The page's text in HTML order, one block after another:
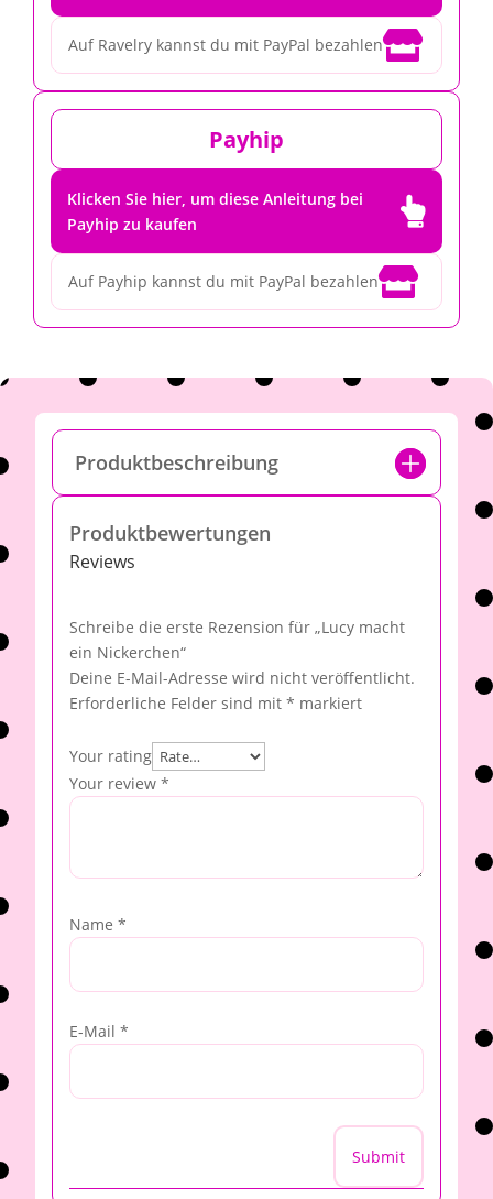
Auf Ravelry kannst du mit PayPal bezahlen
Payhip
Klicken Sie hier, um diese Anleitung bei
Payhip zu kaufen

Auf Payhip kannst du mit PayPal bezahlen
Produktbeschreibung
Produktbewertungen
Reviews
Schreibe die erste Rezension für „Lucy macht
ein Nickerchen“
Deine E-Mail-Adresse wird nicht veröffentlicht.
Erforderliche Felder sind mit * markiert
Your rating
Your review *
Name *
E-Mail *
Submit